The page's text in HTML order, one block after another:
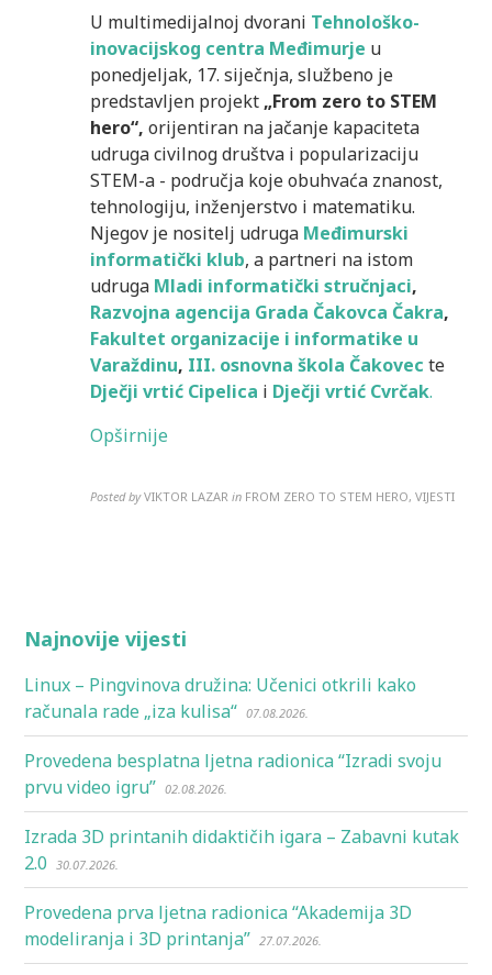
U multimedijalnoj dvorani Tehnološko-
inovacijskog centra Međimurje u
ponedjeljak, 17. siječnja, službeno je
predstavljen projekt „From zero to STEM
hero“,orijentiran na jačanje kapaciteta
udruga civilnog društva i popularizaciju
STEM-a - područja koje obuhvaća znanost,
tehnologiju, inženjerstvo i matematiku.
Njegov je nositelj udruga Međimurski
informatički klub, a partneri na istom
udruga Mladi informatički stručnjaci,
Razvojna agencija Grada Čakovca Čakra,
Fakultet organizacije i informatike u
Varaždinu, III. osnovna škola Čakovecte
Dječji vrtić Cipelica i Dječji vrtić Cvrčak.
Opširnije
Posted by VIKTOR LAZAR in FROM ZERO TO STEM HERO, VIJESTI
Najnovije vijesti
Linux – Pingvinova družina: Učenici otkrili kako
računala rade „iza kulisa“ 07.08.2026.
Provedena besplatna ljetna radionica “Izradi svoju
prvu video igru” 02.08.2026.
Izrada 3D printanih didaktičih igara – Zabavni kutak
2.0
30.07.2026.
Provedena prva ljetna radionica “Akademija 3D
modeliranja i 3D printanja” 27.07.2026.